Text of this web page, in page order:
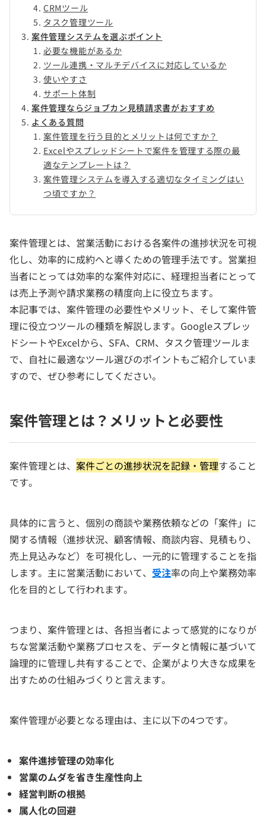
CRMツール
タスク管理ツール
案件管理システムを選ぶポイント
必要な機能があるか
ツール連携・マルチデバイスに対応しているか
使いやすさ
サポート体制
案件管理ならジョブカン見積請求書がおすすめ
よくある質問
案件管理を行う目的とメリットは何ですか？
Excelやスプレッドシートで案件を管理する際の最
適なテンプレートは？
案件管理システムを導入する適切なタイミングはい
つ頃ですか？
案件管理とは、営業活動における各案件の進捗状況を可視
化し、効率的に成約へと導くための管理手法です。営業担
当者にとっては効率的な案件対応に、経理担当者にとって
は売上予測や請求業務の精度向上に役立ちます。
本記事では、案件管理の必要性やメリット、そして案件管
理に役立つツールの種類を解説します。Googleスプレッ
ドシートやExcelから、SFA、CRM、タスク管理ツールま
で、自社に最適なツール選びのポイントもご紹介していま
すので、ぜひ参考にしてください。
案件管理とは？メリットと必要性
案件管理とは、 案件ごとの進捗状況を記録・管理すること
です。
具体的に言うと、個別の商談や業務依頼などの「案件」に
関する情報（進捗状況、顧客情報、商談内容、見積もり、
売上見込みなど）を可視化し、一元的に管理することを指
します。主に営業活動において、 受注率の向上や業務効率
化を目的として行われます。
つまり、案件管理とは、各担当者によって感覚的になりが
ちな営業活動や業務プロセスを、データと情報に基づいて
論理的に管理し共有することで、企業がより大きな成果を
出すための仕組みづくりと言えます。
案件管理が必要となる理由は、主に以下の4つです。
案件進捗管理の効率化
営業のムダを省き生産性向上
経営判断の根拠
属人化の回避